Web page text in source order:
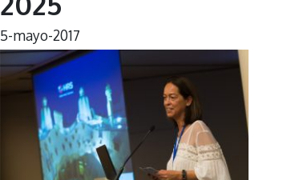
5-mayo-2017